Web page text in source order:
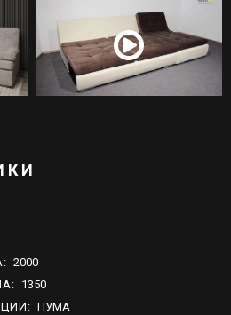
ЗАДАТЬ ВОПРОС
: 2000
: 1350
: ПУМА